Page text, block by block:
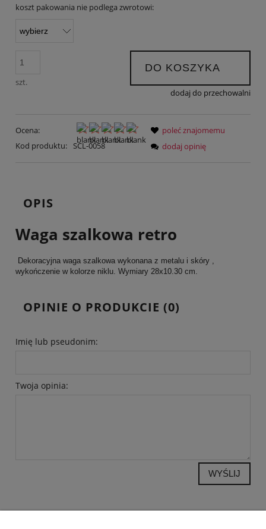
koszt pakowania nie podlega zwrotowi:
szt.
DO KOSZYKA
dodaj do przechowalni
Ocena:
Kod produktu:
SCL-0058
poleć znajomemu
dodaj opinię
OPIS
Waga szalkowa retro
Dekoracyjna waga szalkowa wykonana z metalu i skóry ,
wykończenie w kolorze niklu. Wymiary 28x10.30 cm.
OPINIE O PRODUKCIE (0)
Imię lub pseudonim:
Twoja opinia:
WYŚLIJ